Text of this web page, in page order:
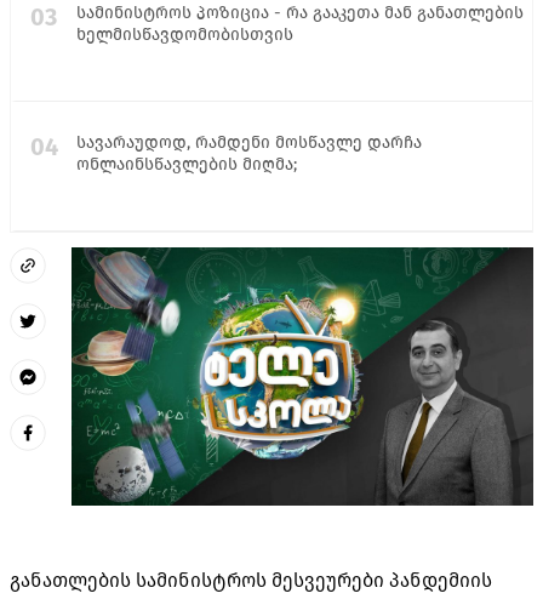
03
სამინისტროს პოზიცია - რა გააკეთა მან განათლების
ხელმისწავდომობისთვის
04
სავარაუდოდ, რამდენი მოსწავლე დარჩა
ონლაინსწავლების მიღმა;
განათლების სამინისტროს მესვეურები პანდემიის